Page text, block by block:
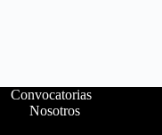
Convocatorias
Nosotros